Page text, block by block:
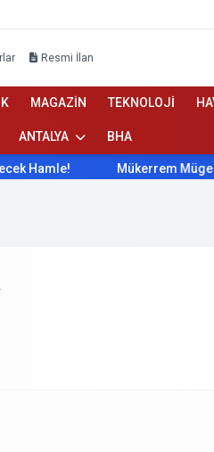
Resmi İlan
MAGAZİN TEKNOLOJİ
ANTALYA BHA
Mükerrem Müge